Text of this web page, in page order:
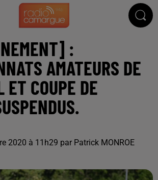
:
AMATEURS DE
ET COUPE DE
2020 à 11h29 par Patrick MONROE